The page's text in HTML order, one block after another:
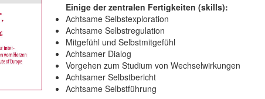
Einige der zentralen Fertigkeiten (skills):
Achtsame Selbstexploration
Achtsame Selbstregulation
Mitgefühl und Selbstmitgefühl
Achtsamer Dialog
Vorgehen zum Studium von Wechselwirkungen
Achtsamer Selbstbericht
Achtsame Selbstführung